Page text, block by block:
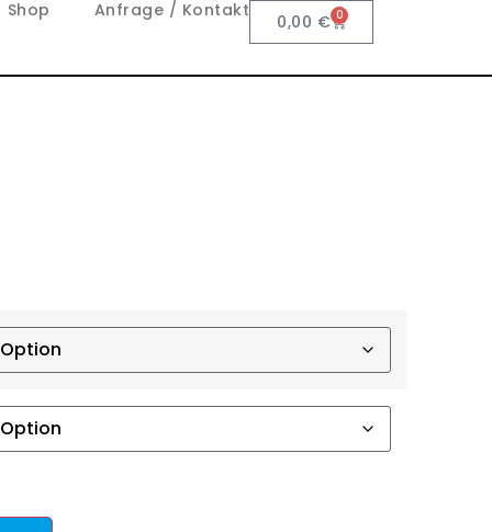
Shop Anfrage / Kontakt
0,00 € 0